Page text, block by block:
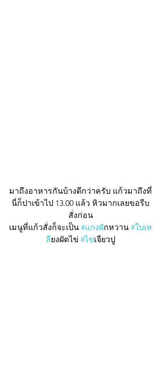
มาถึงอาหารกันบ้างดีกว่าครับ แก้วมาถึงที่
นี่ก็ปาเข้าไป 13.00 แล้ว หิวมากเลยขอรีบ
สั่งก่อน
เมนูที่แก้วสั่งก็จะเป็น #แกงผักหวาน #ใบเห
ลียงผัดไข่ #ไข่เจียวปู